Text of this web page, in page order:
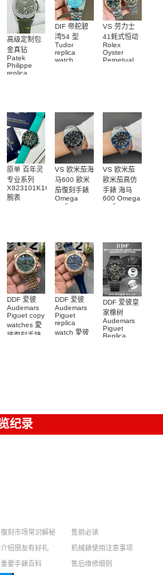
高级定制包
金真钻
Patek
Philippe
replica
011復刻手錶
腕表
DIF 帝舵碧
湾54 型
Tudor
replica
watch
VS 劳力士
41蚝式恒动
Rolex
Oyster
Perpetual
原单 百年灵
专业系列
X823101K1C1S1
腕表
VS 欧米茄海
马600 歐米
茄復刻手錶
Omega
replica
VS 欧米茄
歐米茄高仿
手錶 海马
600 Omega
replica
DDF 爱彼
Audemars
Piguet copy
watches 愛
彼復刻手錶
DDF 爱彼
Audemars
Piguet
replica
watch 愛彼
DDF 爱彼皇
家橡树
Audemars
Piguet
Replica
纪录
復刻市场常识解秘
介绍朋友有好礼
重要手錶百科
售前必读
机械錶使用注意事项
售后维修细则